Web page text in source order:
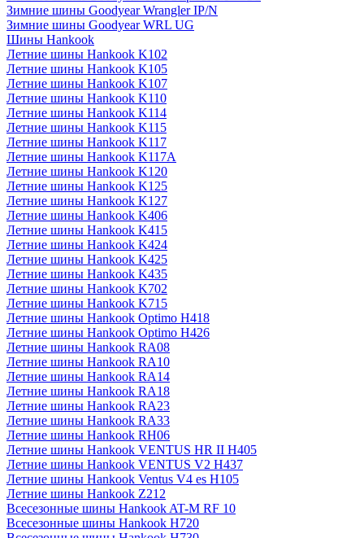
Зимние шины Goodyear Wrangler IP/N
Зимние шины Goodyear WRL UG
Шины Hankook
Летние шины Hankook K102
Летние шины Hankook K105
Летние шины Hankook K107
Летние шины Hankook K110
Летние шины Hankook K114
Летние шины Hankook K115
Летние шины Hankook K117
Летние шины Hankook K117A
Летние шины Hankook K120
Летние шины Hankook K125
Летние шины Hankook K127
Летние шины Hankook K406
Летние шины Hankook K415
Летние шины Hankook K424
Летние шины Hankook K425
Летние шины Hankook K435
Летние шины Hankook K702
Летние шины Hankook K715
Летние шины Hankook Optimo H418
Летние шины Hankook Optimo H426
Летние шины Hankook RA08
Летние шины Hankook RA10
Летние шины Hankook RA14
Летние шины Hankook RA18
Летние шины Hankook RA23
Летние шины Hankook RA33
Летние шины Hankook RH06
Летние шины Hankook VENTUS HR II H405
Летние шины Hankook VENTUS V2 H437
Летние шины Hankook Ventus V4 es H105
Летние шины Hankook Z212
Всесезонные шины Hankook AT-M RF 10
Всесезонные шины Hankook H720